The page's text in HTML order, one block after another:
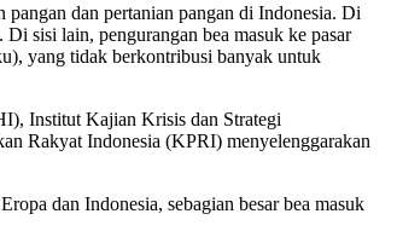
dan pertanian pangan di Indonesia. Di
sisi lain, pengurangan bea masuk ke pasar
yang tidak berkontribusi banyak untuk
Institut Kajian Krisis dan Strategi
Rakyat Indonesia (KPRI) menyelenggarakan
dan Indonesia, sebagian besar bea masuk